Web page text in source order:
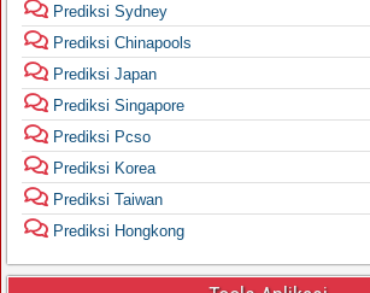
Prediksi Sydney
Prediksi Chinapools
Prediksi Japan
Prediksi Singapore
Prediksi Pcso
Prediksi Korea
Prediksi Taiwan
Prediksi Hongkong